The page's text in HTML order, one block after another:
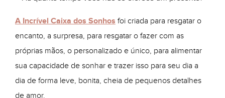
A Incrível Caixa dos Sonhos foi criada para resgatar o
encanto, a surpresa, para resgatar o fazer com as
próprias mãos, o personalizado e único, para alimentar
sua capacidade de sonhar e trazer isso para seu dia a
dia de forma leve, bonita, cheia de pequenos detalhes
de amor.